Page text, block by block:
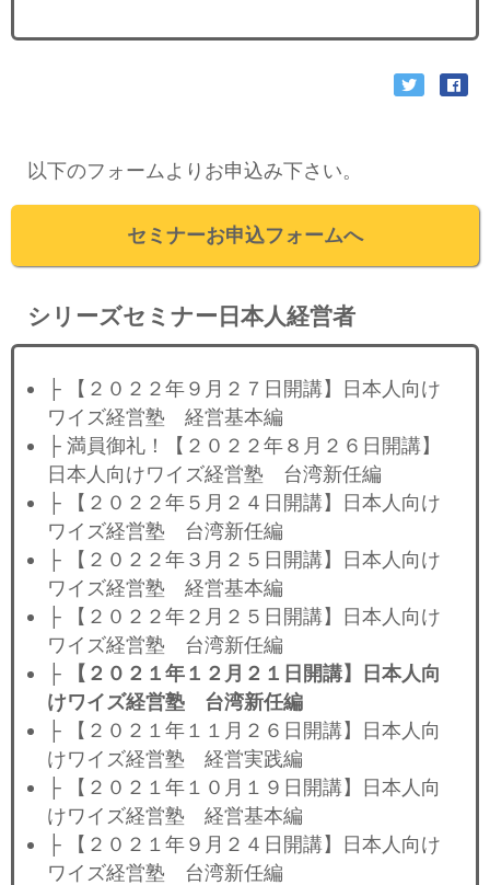
以下のフォームよりお申込み下さい。
セミナーお申込フォームへ
シリーズセミナー日本人経営者
├ 【２０２２年９月２７日開講】日本人向け
ワイズ経営塾 経営基本編
├ 満員御礼！【２０２２年８月２６日開講】
日本人向けワイズ経営塾 台湾新任編
├ 【２０２２年５月２４日開講】日本人向け
ワイズ経営塾 台湾新任編
├ 【２０２２年３月２５日開講】日本人向け
ワイズ経営塾 経営基本編
├ 【２０２２年２月２５日開講】日本人向け
ワイズ経営塾 台湾新任編
├
【２０２１年１２月２１日開講】日本人向
けワイズ経営塾 台湾新任編
├ 【２０２１年１１月２６日開講】日本人向
けワイズ経営塾 経営実践編
├ 【２０２１年１０月１９日開講】日本人向
けワイズ経営塾 経営基本編
├ 【２０２１年９月２４日開講】日本人向け
ワイズ経営塾 台湾新任編